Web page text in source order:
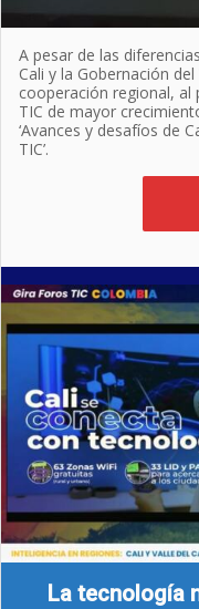
A pesar de las
Cali y la Gobernación
cooperación regional,
TIC de mayor
‘Avances y desafíos de
TIC’.
La tecnología